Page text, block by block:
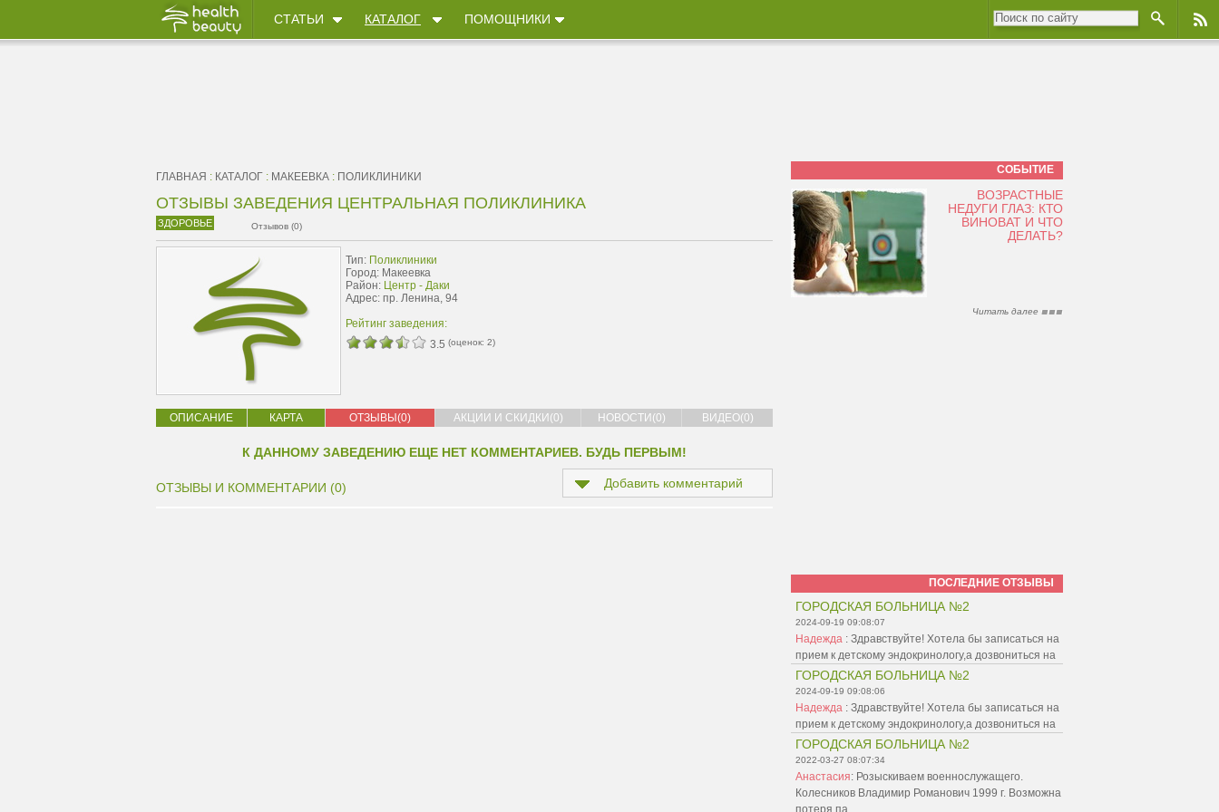
СТАТЬИ КАТАЛОГ ПОМОЩНИКИ
ГЛАВНАЯ : КАТАЛОГ : МАКЕЕВКА : ПОЛИКЛИНИКИ
ОТЗЫВЫ ЗАВЕДЕНИЯ ЦЕНТРАЛЬНАЯ ПОЛИКЛИНИКА
ЗДОРОВЬЕ Отзывов (0)
Тип: Поликлиники
Город: Макеевка
Район: Центр - Даки
Адрес: пр. Ленина, 94
Рейтинг заведения:
3.5 (оценок: 2)
ОПИСАНИЕ КАРТА ОТЗЫВЫ(0) АКЦИИ И СКИДКИ(0) НОВОСТИ(0) ВИДЕО(0)
К ДАННОМУ ЗАВЕДЕНИЮ ЕЩЕ НЕТ КОММЕНТАРИЕВ. БУДЬ ПЕРВЫМ!
ОТЗЫВЫ И КОММЕНТАРИИ (0) Добавить комментарий
СОБЫТИЕ
ВОЗРАСТНЫЕ
НЕДУГИ ГЛАЗ: КТО
ВИНОВАТ И ЧТО
ДЕЛАТЬ?
Читать далее
ПОСЛЕДНИЕ ОТЗЫВЫ
ГОРОДСКАЯ БОЛЬНИЦА №2
2024-09-19 09:08:07
Надежда : Здравствуйте! Хотела бы записаться на
прием к детскому эндокринологу,а дозвониться на
ГОРОДСКАЯ БОЛЬНИЦА №2
2024-09-19 09:08:06
Надежда : Здравствуйте! Хотела бы записаться на
прием к детскому эндокринологу,а дозвониться на
ГОРОДСКАЯ БОЛЬНИЦА №2
2022-03-27 08:07:34
Анастасия: Розыскиваем военнослужащего.
Колесников Владимир Романович 1999 г. Возможна
потеря па